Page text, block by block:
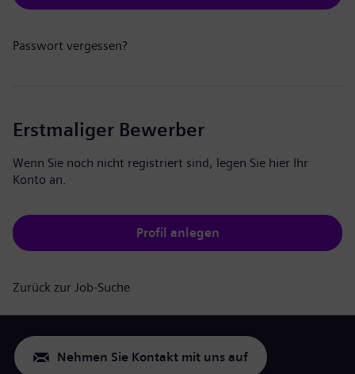
Passwort vergessen?
Erstmaliger Bewerber
Wenn Sie noch nicht registriert sind, legen Sie hier Ihr
Konto an.
Profil anlegen
Zurück zur Job-Suche
Nehmen Sie Kontakt mit uns auf